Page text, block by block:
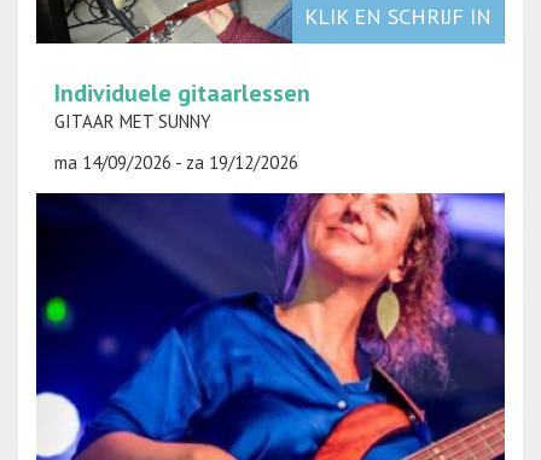
KLIK EN SCHRIJF IN
Individuele gitaarlessen
GITAAR MET SUNNY
ma 14/09/2026 - za 19/12/2026